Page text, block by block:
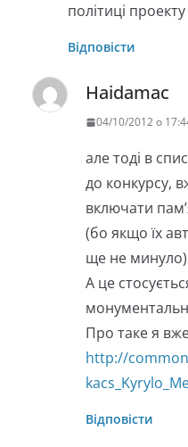
політиці
Відповісти
Haidamac
04/10/2012 о
але тоді в
до конкурсу,
включати
(бо якщо їх
ще не
А це
Про таке я
http://
Відповісти